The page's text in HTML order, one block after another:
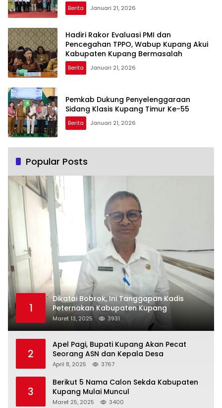
Berita Januari 21, 2026
Hadiri Rakor Evaluasi PMI dan
Pencegahan TPPO, Wabup Kupang Akui
Kabupaten Kupang Bermasalah
Berita Januari 21, 2026
Pemkab Dukung Penyelenggaraan
Sidang Klasis Kupang Timur Ke-55
Berita Januari 21, 2026
Popular Posts
1
Dikatai Bobrok, Ini Tanggapan Kadis
Peternakan Kabupaten Kupang
Maret 13, 2025 3931
2
Apel Pagi, Bupati Kupang Akan Pecat
Seorang ASN dan Kepala Desa
April 8, 2025 3767
3
Berikut 5 Nama Calon Sekda Kabupaten
Kupang Mulai Muncul
Maret 25, 2025 3400